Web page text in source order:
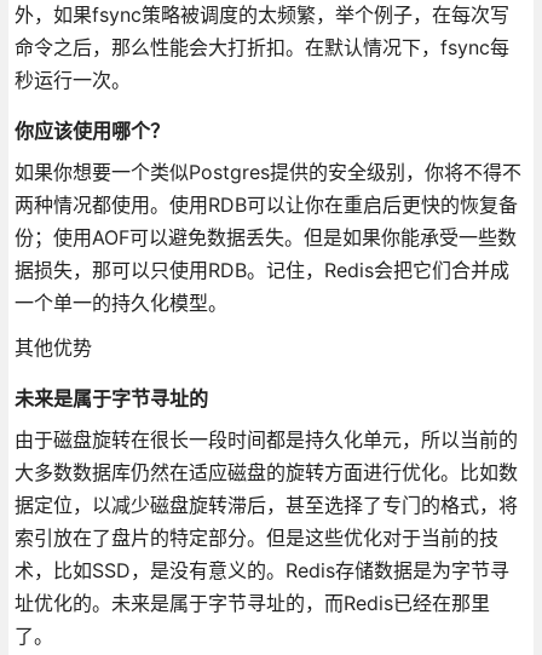
外，如果fsync策略被调度的太频繁，举个例子，在每次写
命令之后，那么性能会大打折扣。在默认情况下，fsync每
秒运行一次。
你应该使用哪个？
如果你想要一个类似Postgres提供的安全级别，你将不得不
两种情况都使用。使用RDB可以让你在重启后更快的恢复备
份；使用AOF可以避免数据丢失。但是如果你能承受一些数
据损失，那可以只使用RDB。记住，Redis会把它们合并成
一个单一的持久化模型。
其他优势
未来是属于字节寻址的
由于磁盘旋转在很长一段时间都是持久化单元，所以当前的
大多数数据库仍然在适应磁盘的旋转方面进行优化。比如数
据定位，以减少磁盘旋转滞后，甚至选择了专门的格式，将
索引放在了盘片的特定部分。但是这些优化对于当前的技
术，比如SSD，是没有意义的。Redis存储数据是为字节寻
址优化的。未来是属于字节寻址的，而Redis已经在那里
了。